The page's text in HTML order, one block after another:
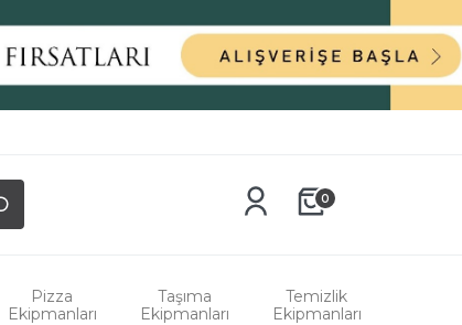
0
Pizza
Ekipmanları
Taşıma
Ekipmanları
Temizlik
Ekipmanları